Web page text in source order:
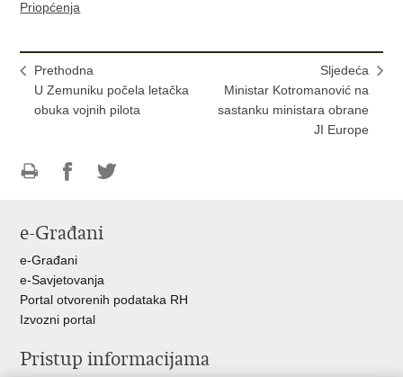
Priopćenja
Prethodna
U Zemuniku počela letačka
obuka vojnih pilota
Sljedeća
Ministar Kotromanović na
sastanku ministara obrane
JI Europe
FacebookuTwitteru
e-Građani
e-Građani
e-Savjetovanja
Portal otvorenih podataka RH
Izvozni portal
Pristup informacijama